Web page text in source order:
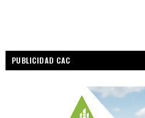
PUBLICIDAD CAC